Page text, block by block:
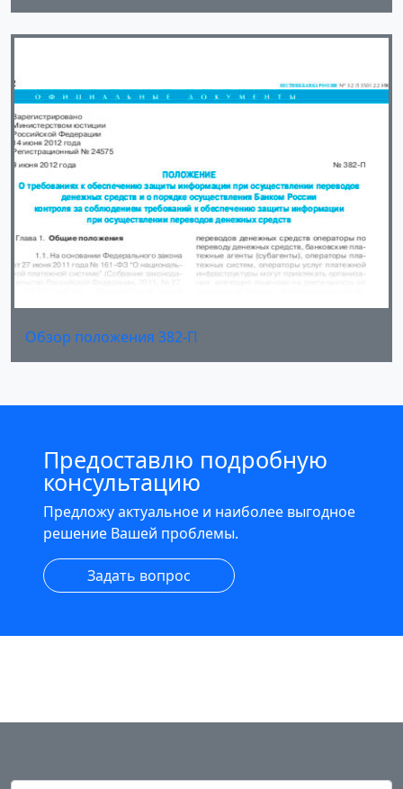
Обзор положения 382-П
Предоставлю подробную
консультацию
Предложу актуальное и наиболее выгодное
решение Вашей проблемы.
Задать вопрос